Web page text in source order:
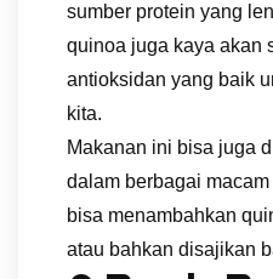
sumber protein yang
quinoa juga kaya akan
antioksidan yang baik
kita.
Makanan ini bisa juga
dalam berbagai
bisa menambahkan
atau bahkan disajikan